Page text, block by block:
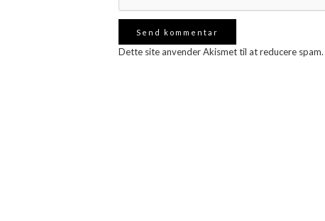
Dette site anvender Akismet til at reducere spam.